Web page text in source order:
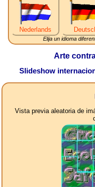
Nederlands
Elija un idioma
Arte
Slideshow
Vista previa aleatoria de